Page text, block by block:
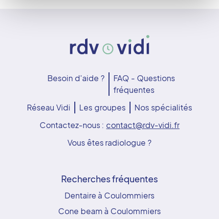
Besoin d'aide ?
FAQ - Questions
fréquentes
Réseau Vidi
Les groupes
Nos spécialités
Contactez-nous : contact@rdv-vidi.fr
Vous êtes radiologue ?
Recherches fréquentes
Dentaire à Coulommiers
Cone beam à Coulommiers